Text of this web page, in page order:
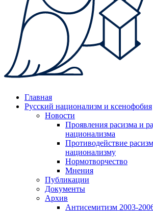
Главная
Русский национализм и ксенофобия
Новости
Проявления расизма и
национализма
Противодействие
национализму
Нормотворчество
Мнения
Публикации
Документы
Архив
Антисемитизм 2003-